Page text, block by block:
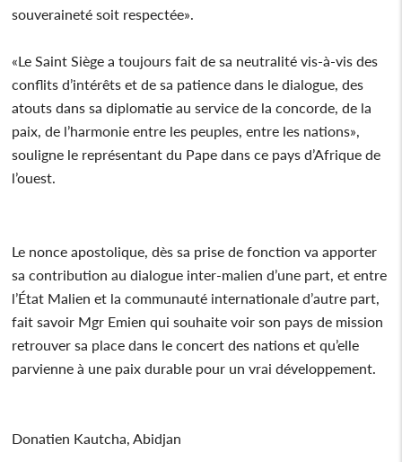
souveraineté soit respectée».
«Le Saint Siège a toujours fait de sa neutralité vis-à-vis des
conflits d’intérêts et de sa patience dans le dialogue, des
atouts dans sa diplomatie au service de la concorde, de la
paix, de l’harmonie entre les peuples, entre les nations»,
souligne le représentant du Pape dans ce pays d’Afrique de
l’ouest.
Le nonce apostolique, dès sa prise de fonction va apporter
sa contribution au dialogue inter-malien d’une part, et entre
l’État Malien et la communauté internationale d’autre part,
fait savoir Mgr Emien qui souhaite voir son pays de mission
retrouver sa place dans le concert des nations et qu’elle
parvienne à une paix durable pour un vrai développement.
Donatien Kautcha, Abidjan